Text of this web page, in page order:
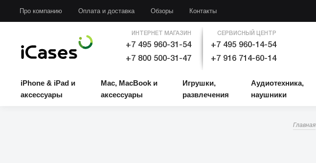
Про компанию Оплата и доставка Обзоры Контакты
ИНТЕРНЕТ МАГАЗИН
+7 495 960-31-54
+7 800 500-31-47
СЕРВИСНЫЙ ЦЕНТР
+7 495 960-14-54
+7 916 714-60-14
iPhone & iPad и
аксессуары
Mac, MacBook и
аксессуары
Игрушки,
развлечения
Аудиотехника,
наушники
Главная